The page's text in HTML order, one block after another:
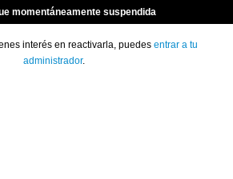
momentáneamente suspendida
interés en reactivarla, puedes entrar a tu
administrador.